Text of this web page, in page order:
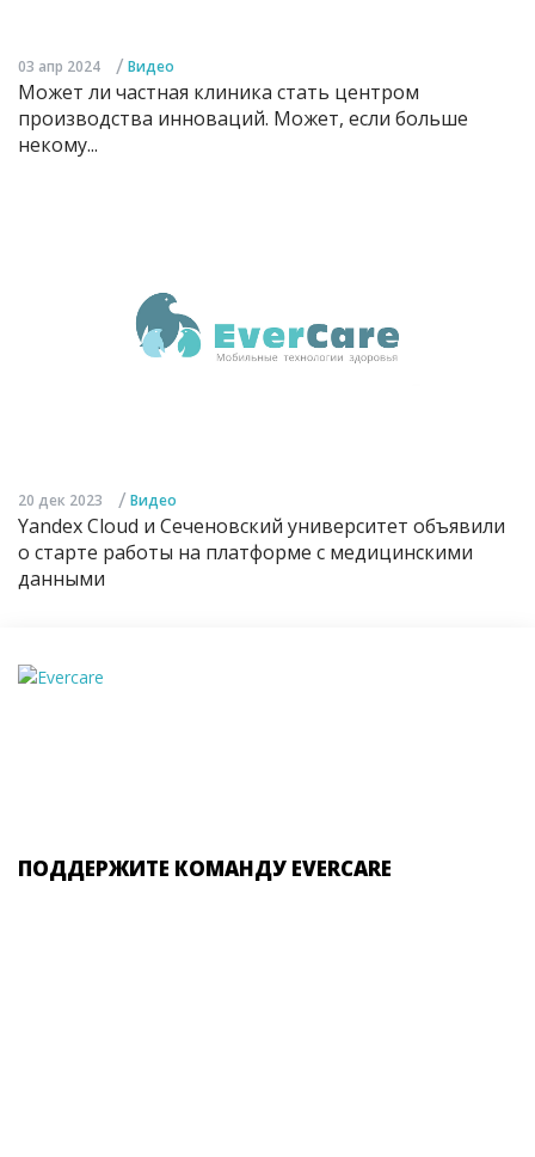
03 апр 2024 / Видео
Может ли частная клиника стать центром
производства инноваций. Может, если больше
некому...
20 дек 2023 / Видео
Yandex Cloud и Сеченовский университет объявили
о старте работы на платформе с медицинскими
данными
ПОДДЕРЖИТЕ КОМАНДУ EVERCARE